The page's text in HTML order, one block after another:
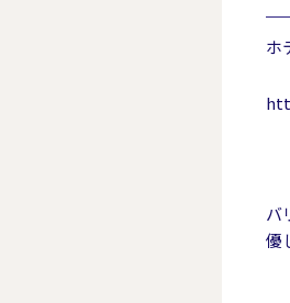
ホ
バ
優